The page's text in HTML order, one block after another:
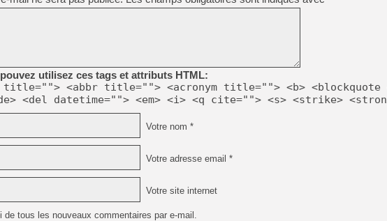
[Mo5] Deux inédits du
[GK] Le beat'em up The
[GK] Endless Legend 2 :
[LS] [PS5] Le WebKit
[GK] Oubliez Crazy Taxi,
[LS] [Switch] NSZ 5.0.0
[GK] No More Room in
utilisez ces tags et attributs HTML:
<abbr title=""> <acronym title=""> <b> <blockquote
<del datetime=""> <em> <i> <q cite=""> <s> <strike>
Votre nom *
Votre adresse email *
Votre site internet
de tous les nouveaux commentaires par e-mail.